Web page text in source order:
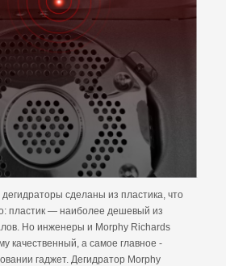
сделаны из пластика, что
пластик — наиболее дешевый из
Но инженеры и Morphy Richards
качественный, а самое главное -
гаджет. Дегидратор Morphy